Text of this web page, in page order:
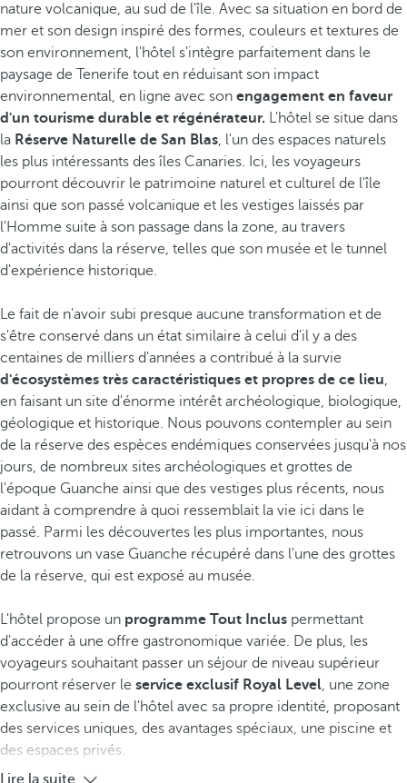
nature volcanique, au sud de l'île. Avec sa situation en bord de
mer et son design inspiré des formes, couleurs et textures de
son environnement, l'hôtel s'intègre parfaitement dans le
paysage de Tenerife tout en réduisant son impact
environnemental, en ligne avec son engagement en faveur
d'un tourisme durable et régénérateur. L'hôtel se situe dans
la Réserve Naturelle de San Blas, l'un des espaces naturels
les plus intéressants des îles Canaries. Ici, les voyageurs
pourront découvrir le patrimoine naturel et culturel de l'île
ainsi que son passé volcanique et les vestiges laissés par
l'Homme suite à son passage dans la zone, au travers
d'activités dans la réserve, telles que son musée et le tunnel
d'expérience historique.
Le fait de n'avoir subi presque aucune transformation et de
s'être conservé dans un état similaire à celui d'il y a des
centaines de milliers d'années a contribué à la survie
d'écosystèmes très caractéristiques et propres de ce lieu,
en faisant un site d'énorme intérêt archéologique, biologique,
géologique et historique. Nous pouvons contempler au sein
de la réserve des espèces endémiques conservées jusqu'à nos
jours, de nombreux sites archéologiques et grottes de
l'époque Guanche ainsi que des vestiges plus récents, nous
aidant à comprendre à quoi ressemblait la vie ici dans le
passé. Parmi les découvertes les plus importantes, nous
retrouvons un vase Guanche récupéré dans l'une des grottes
de la réserve, qui est exposé au musée.
L'hôtel propose un programme Tout Inclus permettant
d'accéder à une offre gastronomique variée. De plus, les
voyageurs souhaitant passer un séjour de niveau supérieur
pourront réserver le service exclusif Royal Level, une zone
exclusive au sein de l'hôtel avec sa propre identité, proposant
des services uniques, des avantages spéciaux, une piscine et
des espaces privés.
Lire la suite